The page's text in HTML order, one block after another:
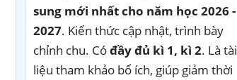
sung mới nhất cho năm học 2026 -
2027. Kiến thức cập nhật, trình bày
chỉnh chu. Cóđầy đủ kì 1, kì 2. Là tài
liệu tham khảo bổ ích, giúp giảm thời